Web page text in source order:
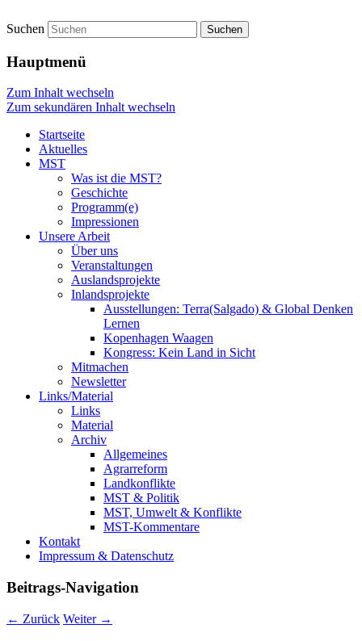
Startseite
Suchen
Hauptmenü
Zum Inhalt wechseln
Zum sekundären Inhalt wechseln
Startseite
Aktuelles
MST
Was ist die MST?
Geschichte
Programm(e)
Impressionen
Unsere Arbeit
Über uns
Veranstaltungen
Auslandsprojekte
Inlandsprojekte
Ausstellungen: Terra(Salgado) & Global Denken
Lernen
Kopenhagen Waagen
Kongress: Kein Land in Sicht
Mitmachen
Newsletter
Links/Material
Links
Material
Archiv
Allgemeines
Agrarreform
Landkonflikte
MST & Politik
MST, Umwelt & Konflikte
MST-Kommentare
Kontakt
Impressum & Datenschutz
Beitrags-Navigation
← Zurück Weiter →